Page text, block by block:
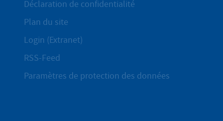
Déclaration de confidentialité
Plan du site
Login (Extranet)
RSS-Feed
Paramètres de protection des données